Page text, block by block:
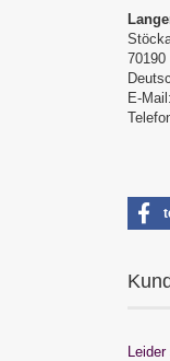
E-Mail: